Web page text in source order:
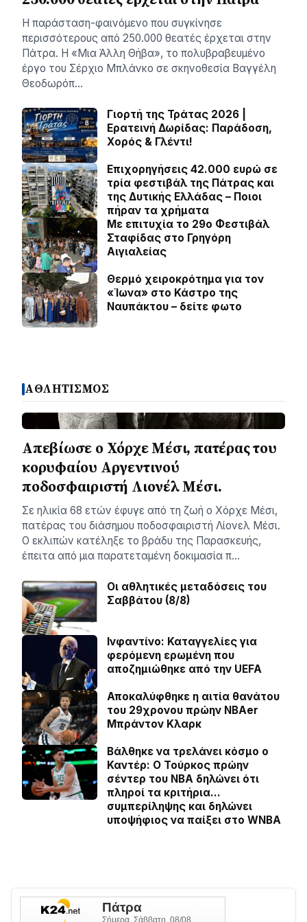
Η παράσταση-φαινόμενο που συγκίνησε
περισσότερους από 250.000 θεατές έρχεται στην
Πάτρα. Η «Μια Άλλη Θήβα», το πολυβραβευμένο
έργο του Σέρχιο Μπλάνκο σε σκηνοθεσία Βαγγέλη
Θεοδωρόπ…
Γιορτή της Τράτας 2026 |
Ερατεινή Δωρίδας: Παράδοση,
Χορός & Γλέντι!
Επιχορηγήσεις 42.000 ευρώ σε
τρία φεστιβάλ της Πάτρας και
της Δυτικής Ελλάδας – Ποιοι
πήραν τα χρήματα
Με επιτυχία το 29ο Φεστιβάλ
Σταφίδας στο Γρηγόρη
Aιγιαλείας
Θερμό χειροκρότημα για τον
«Ίωνα» στο Κάστρο της
Ναυπάκτου – δείτε φωτο
ΑΘΛΗΤΙΣΜΟΣ
Απεβίωσε ο Χόρχε Μέσι, πατέρας του
κορυφαίου Αργεντινού
ποδοσφαιριστή Λιονέλ Μέσι.
Σε ηλικία 68 ετών έφυγε από τη ζωή ο Χόρχε Μέσι,
πατέρας του διάσημου ποδοσφαιριστή Λίονελ Μέσι.
Ο εκλιπών κατέληξε το βράδυ της Παρασκευής,
έπειτα από μια παρατεταμένη δοκιμασία π…
Οι αθλητικές μεταδόσεις του
Σαββάτου (8/8)
Ινφαντίνο: Καταγγελίες για
φερόμενη ερωμένη που
αποζημιώθηκε από την UEFA
Αποκαλύφθηκε η αιτία θανάτου
του 29χρονου πρώην NBAer
Μπράντον Κλαρκ
Βάλθηκε να τρελάνει κόσμο ο
Καντέρ: Ο Τούρκος πρώην
σέντερ του NBA δηλώνει ότι
πληροί τα κριτήρια…
συμπερίληψης και δηλώνει
υποψήφιος να παίξει στο WNBA